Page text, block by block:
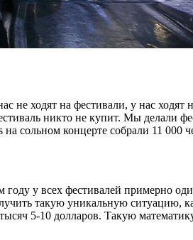
не ходят на фестивали, у нас
никто не купит. Мы делали
сольном концерте собрали 11 000
году у всех фестивалей примерно
такую уникальную ситуацию,
5-10 долларов. Такую